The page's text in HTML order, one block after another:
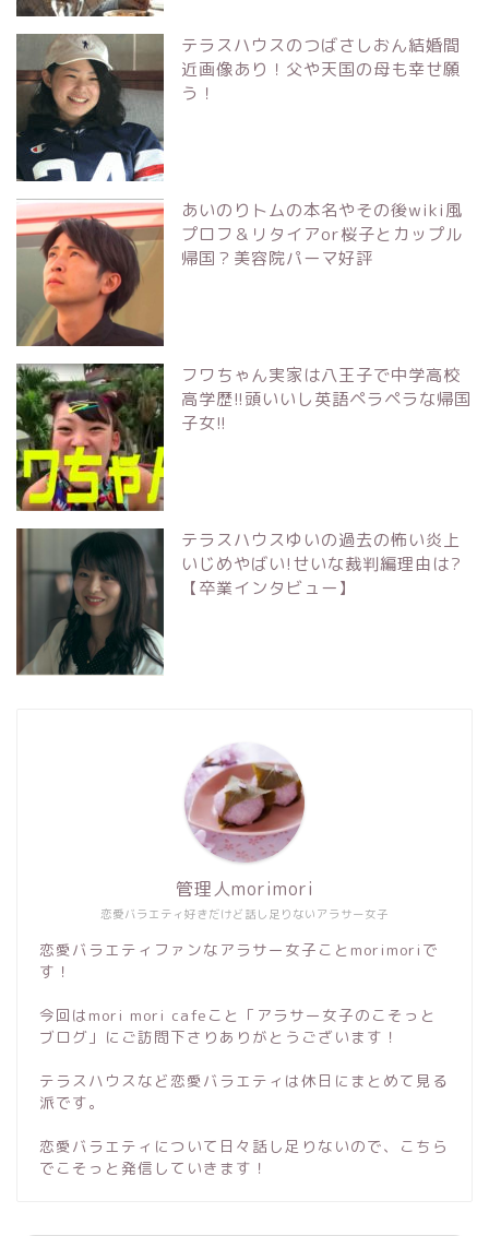
テラスハウスのつばさしおん結婚間
近画像あり！父や天国の母も幸せ願
う！
あいのりトムの本名やその後wiki風
プロフ＆リタイアor桜子とカップル
帰国？美容院パーマ好評
フワちゃん実家は八王子で中学高校
高学歴!!頭いいし英語ペラペラな帰国
子女!!
テラスハウスゆいの過去の怖い炎上
いじめやばい!せいな裁判編理由は?
【卒業インタビュー】
恋愛バラエティ好きだけど話し足りないアラサー女子
管理人morimori
恋愛バラエティファンなアラサー女子ことmorimoriで
す！
今回はmori mori cafeこと「アラサー女子のこそっと
ブログ」にご訪問下さりありがとうございます！
テラスハウスなど恋愛バラエティは休日にまとめて見る
派です。
恋愛バラエティについて日々話し足りないので、こちら
でこそっと発信していきます！